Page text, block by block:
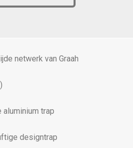
netwerk van Graah
trap
designtrap